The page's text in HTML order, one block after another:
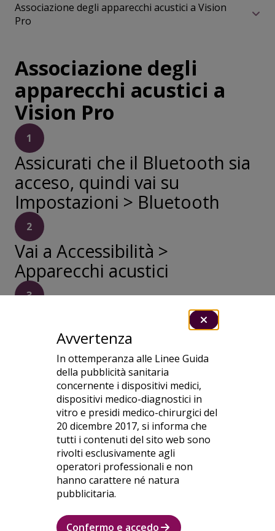
Associazione degli
apparecchi acustici a
Vision Pro
1
Assicurati che il Bluetooth sia
acceso, quindi vai su
Impostazioni > Bluetooth
2
Vai a Accessibilità >
Apparecchi acustici
3
Riavvia gli apparecchi acustici
per metterli in modalità
associazione.
Gli apparecchi acustici rimarranno in modalità
associazione per tre minuti. Il Vision Pro dovrebbe
rilevare i tuoi apparecchi acustici. Nota: il rilevamento
può richiedere fino a un minuto.
Gli apparecchi acustici rilevati vengono visualizzati in
Dispositivi disponibilisottoApparecchi acustici
Quando appaiono i nomi degli
apparecchi acustici, tocca i
Associazione degli apparecchi acustici a Vision
Pro
Avvertenza
In ottemperanza alle Linee Guida
della pubblicità sanitaria
concernente i dispositivi medici,
dispositivi medico-diagnostici in
vitro e presidi medico-chirurgici del
20 dicembre 2017, si informa che
tutti i contenuti del sito web sono
rivolti esclusivamente agli
operatori professionali e non
hanno carattere né natura
pubblicitaria.
Confermo e accedo